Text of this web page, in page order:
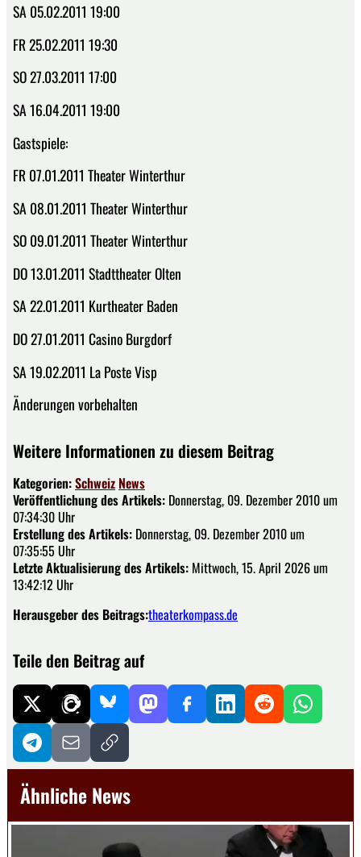
SA 05.02.2011 19:00
FR 25.02.2011 19:30
SO 27.03.2011 17:00
SA 16.04.2011 19:00
Gastspiele:
FR 07.01.2011 Theater Winterthur
SA 08.01.2011 Theater Winterthur
SO 09.01.2011 Theater Winterthur
DO 13.01.2011 Stadttheater Olten
SA 22.01.2011 Kurtheater Baden
DO 27.01.2011 Casino Burgdorf
SA 19.02.2011 La Poste Visp
Änderungen vorbehalten
Weitere Informationen zu diesem Beitrag
Kategorien:Schweiz News
Veröffentlichung des Artikels: Donnerstag, 09. Dezember 2010 um
07:34:30 Uhr
Erstellung des Artikels: Donnerstag, 09. Dezember 2010 um
07:35:55 Uhr
Letzte Aktualisierung des Artikels: Mittwoch, 15. April 2026 um
13:42:12 Uhr
Herausgeber des Beitrags:theaterkompass.de
Teile den Beitrag auf
Ähnliche News